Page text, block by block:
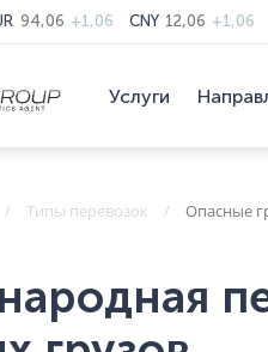
94,06 +1,06 CNY 12,06 +1,06
Услуги
Типы перевозок Опасные